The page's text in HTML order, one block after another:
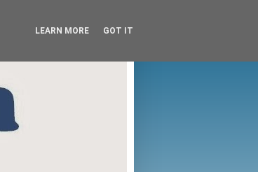
LEARN MORE GOT IT